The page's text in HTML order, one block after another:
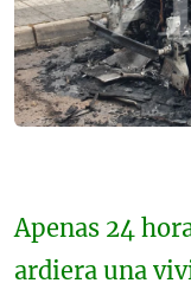
Apenas 24
ardiera una